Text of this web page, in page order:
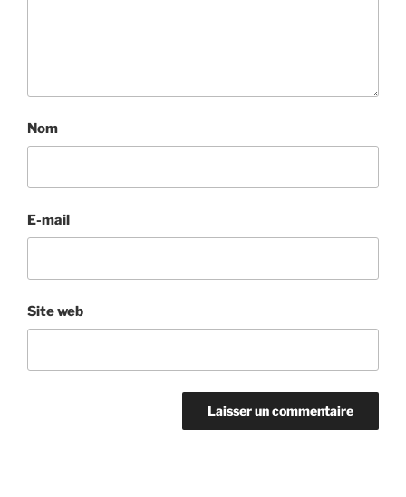
Nom
E-mail
Site web